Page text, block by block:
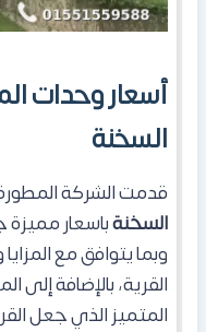
أسعار وحدات
السخنة
قدمت الشركة
السخنةباسعار مميزة
وبما يتوافق مع
القرية، بالإضافة إلى
المتميز الذي جعل